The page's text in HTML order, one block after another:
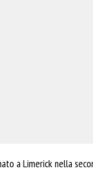
a Limerick nella